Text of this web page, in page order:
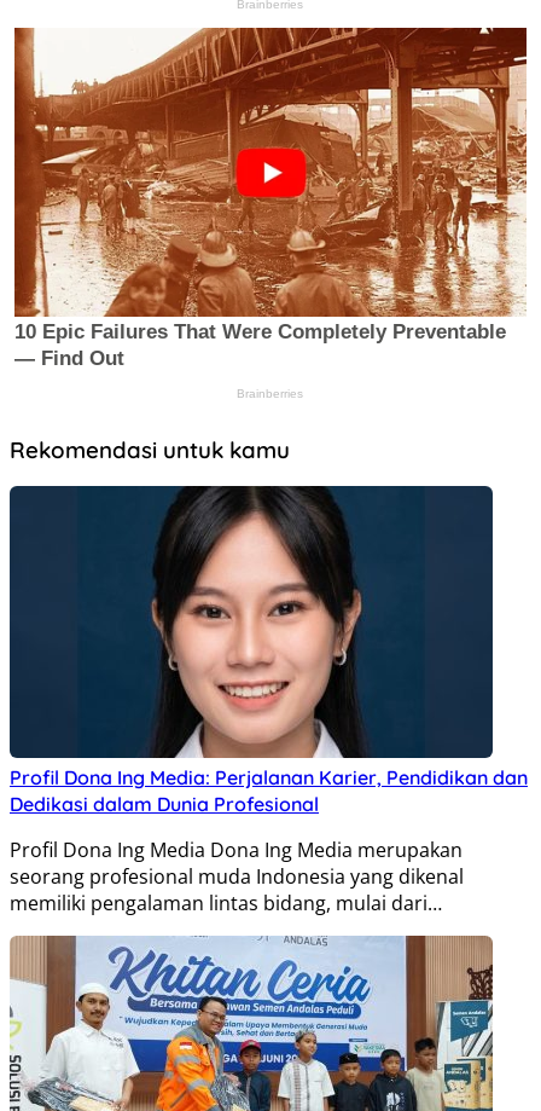
Rekomendasi untuk kamu
Profil Dona Ing Media: Perjalanan Karier, Pendidikan dan
Dedikasi dalam Dunia Profesional
Profil Dona Ing Media Dona Ing Media merupakan
seorang profesional muda Indonesia yang dikenal
memiliki pengalaman lintas bidang, mulai dari…